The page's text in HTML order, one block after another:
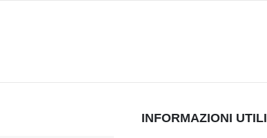
INFORMAZIONI UTILI